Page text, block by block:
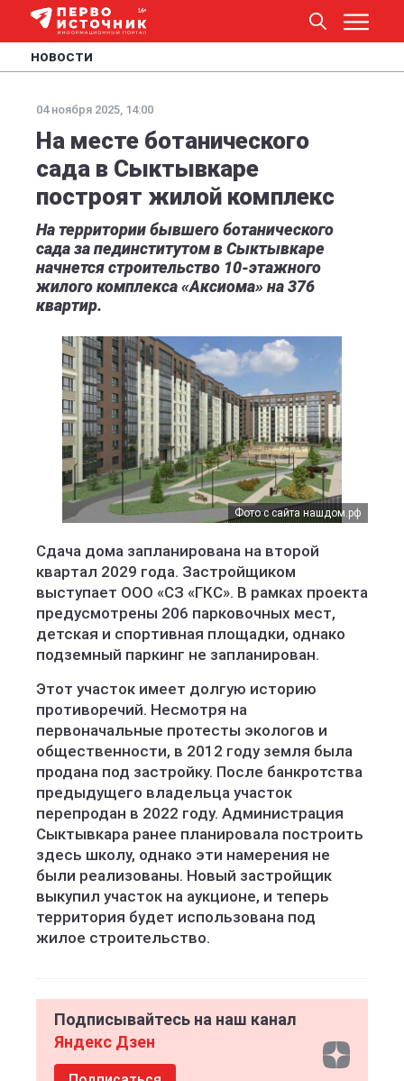
НОВОСТИ
04 ноября 2025, 14:00
На месте ботанического
сада в Сыктывкаре
построят жилой комплекс
На территории бывшего ботанического
сада за пединститутом в Сыктывкаре
начнется строительство 10-этажного
жилого комплекса «Аксиома» на 376
квартир.
Фото с сайта нашдом.рф
Сдача дома запланирована на второй
квартал 2029 года. Застройщиком
выступает ООО «СЗ «ГКС». В рамках проекта
предусмотрены 206 парковочных мест,
детская и спортивная площадки, однако
подземный паркинг не запланирован.
Этот участок имеет долгую историю
противоречий. Несмотря на
первоначальные протесты экологов и
общественности, в 2012 году земля была
продана под застройку. После банкротства
предыдущего владельца участок
перепродан в 2022 году. Администрация
Сыктывкара ранее планировала построить
здесь школу, однако эти намерения не
были реализованы. Новый застройщик
выкупил участок на аукционе, и теперь
территория будет использована под
жилое строительство.
Подписывайтесь на наш канал
Яндекс Дзен